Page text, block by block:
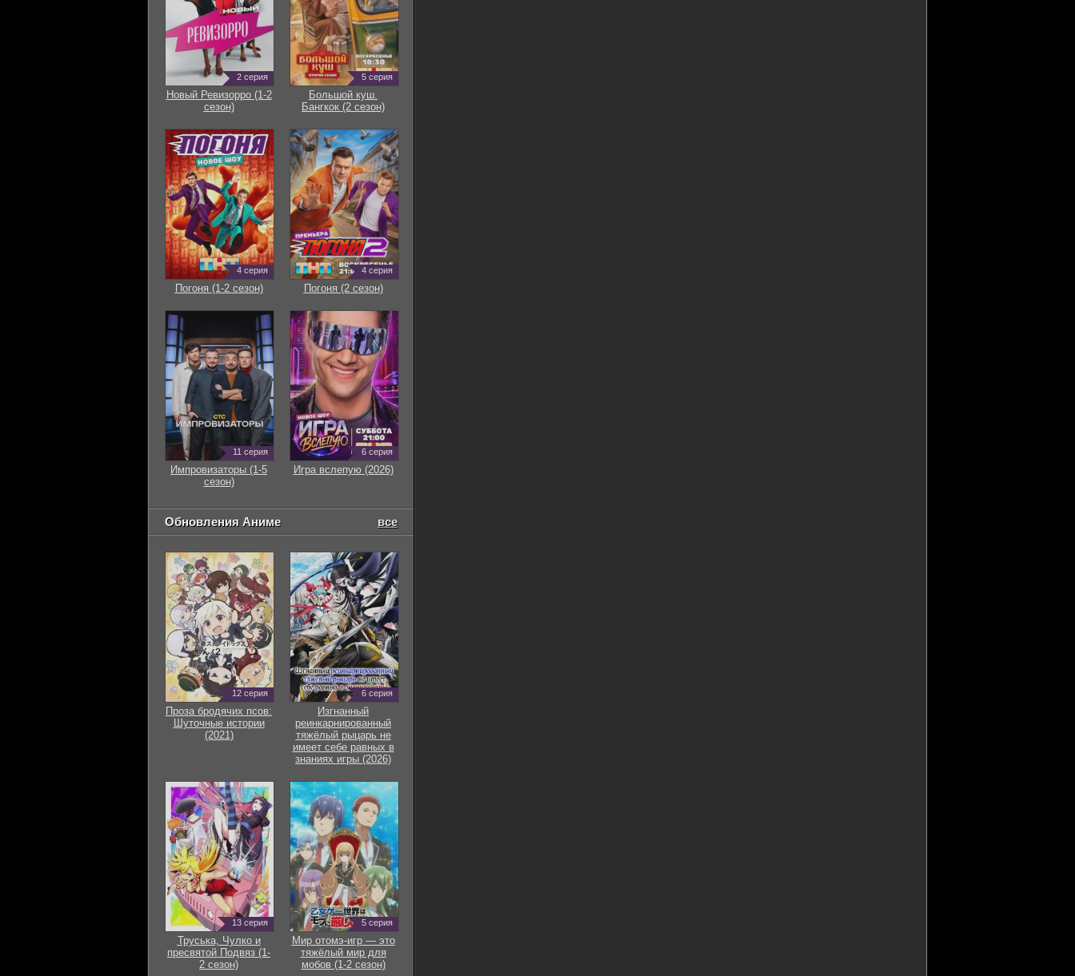
2 серия
Новый Ревизорро (1-2
сезон)
5 серия
Большой куш.
Бангкок (2 сезон)
4 серия
Погоня (1-2 сезон)
4 серия
Погоня (2 сезон)
11 серия
Импровизаторы (1-5
сезон)
6 серия
Игра вслепую (2026)
Обновления Аниме все
12 серия
Проза бродячих псов:
Шуточные истории
(2021)
6 серия
Изгнанный
реинкарнированный
тяжёлый рыцарь не
имеет себе равных в
знаниях игры (2026)
13 серия
Труська, Чулко и
пресвятой Подвяз (1-
2 сезон)
5 серия
Мир отомэ-игр — это
тяжёлый мир для
мобов (1-2 сезон)